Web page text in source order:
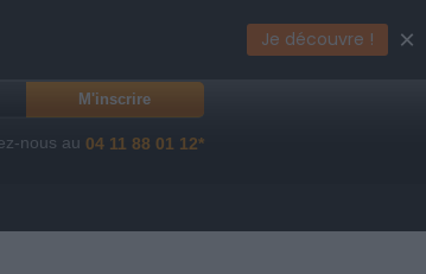
M'inscrire
nous au 04 11 88 01 12*
Je découvre ! ×